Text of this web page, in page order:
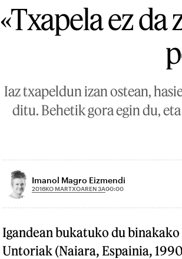
«Txapela ez
Iaz txapeldun izan ostean,
ditu. Behetik gora egin du,
Imanol Magro Eizmendi
2016KO MARTXOAREN 3A00:00
Igandean bukatuko du
Untoriak (Naiara, Espainia,